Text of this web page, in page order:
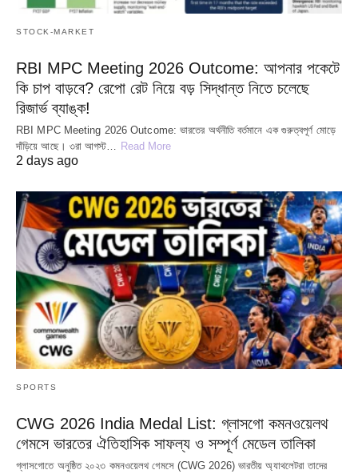
STOCK-MARKET
RBI MPC Meeting 2026 Outcome: আপনার পকেটে
কি চাপ বাড়বে? রেপো রেট নিয়ে বড় সিদ্ধান্ত নিতে চলেছে
রিজার্ভ ব্যাঙ্ক!
RBI MPC Meeting 2026 Outcome: ভারতের অর্থনীতি বর্তমানে এক গুরুত্বপূর্ণ মোড়ে
দাঁড়িয়ে আছে। ৩রা আগস্ট…
Read More
2 days ago
SPORTS
CWG 2026 India Medal List: গ্লাসগো কমনওয়েলথ
গেমসে ভারতের ঐতিহাসিক সাফল্য ও সম্পূর্ণ মেডেল তালিকা
গ্লাসগোতে অনুষ্ঠিত ২০২৩ কমনওয়েলথ গেমসে (CWG 2026) ভারতীয় অ্যাথলেটরা তাদের